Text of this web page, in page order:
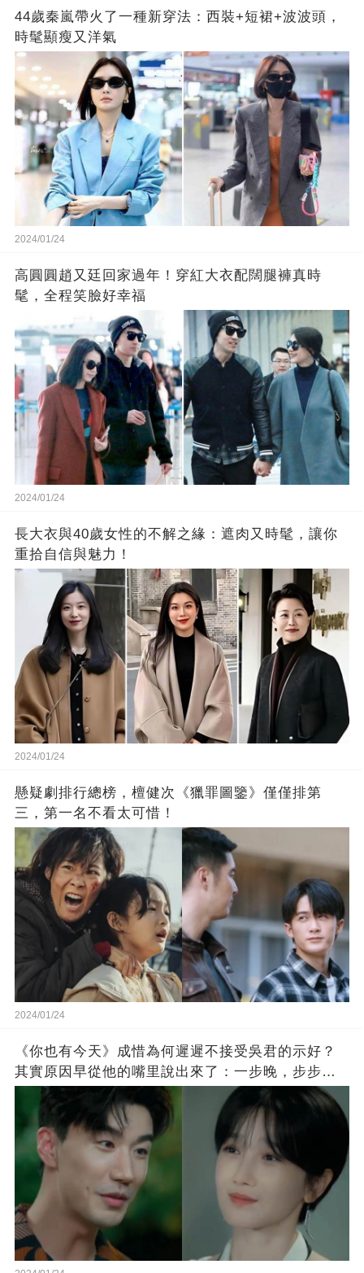
44歲秦嵐帶火了一種新穿法：西裝+短裙+波波頭，
時髦顯瘦又洋氣
2024/01/24
高圓圓趙又廷回家過年！穿紅大衣配闊腿褲真時
髦，全程笑臉好幸福
2024/01/24
長大衣與40歲女性的不解之緣：遮肉又時髦，讓你
重拾自信與魅力！
2024/01/24
懸疑劇排行總榜，檀健次《獵罪圖鑒》僅僅排第
三，第一名不看太可惜！
2024/01/24
《你也有今天》成惜為何遲遲不接受吳君的示好？
其實原因早從他的嘴里說出來了：一步晚，步步
晚！